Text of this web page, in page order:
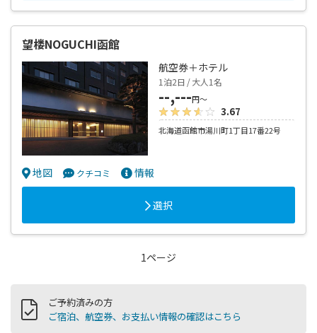
望楼NOGUCHI函館
航空券＋ホテル
1泊2日 / 大人1名
--,---円～
3.67
北海道函館市湯川町1丁目17番22号
地図 クチコミ 情報
選択
1ページ
ご予約済みの方
ご宿泊、航空券、お支払い情報の確認はこちら